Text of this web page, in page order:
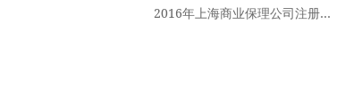
2016年上海商业保理公司注册注意事项